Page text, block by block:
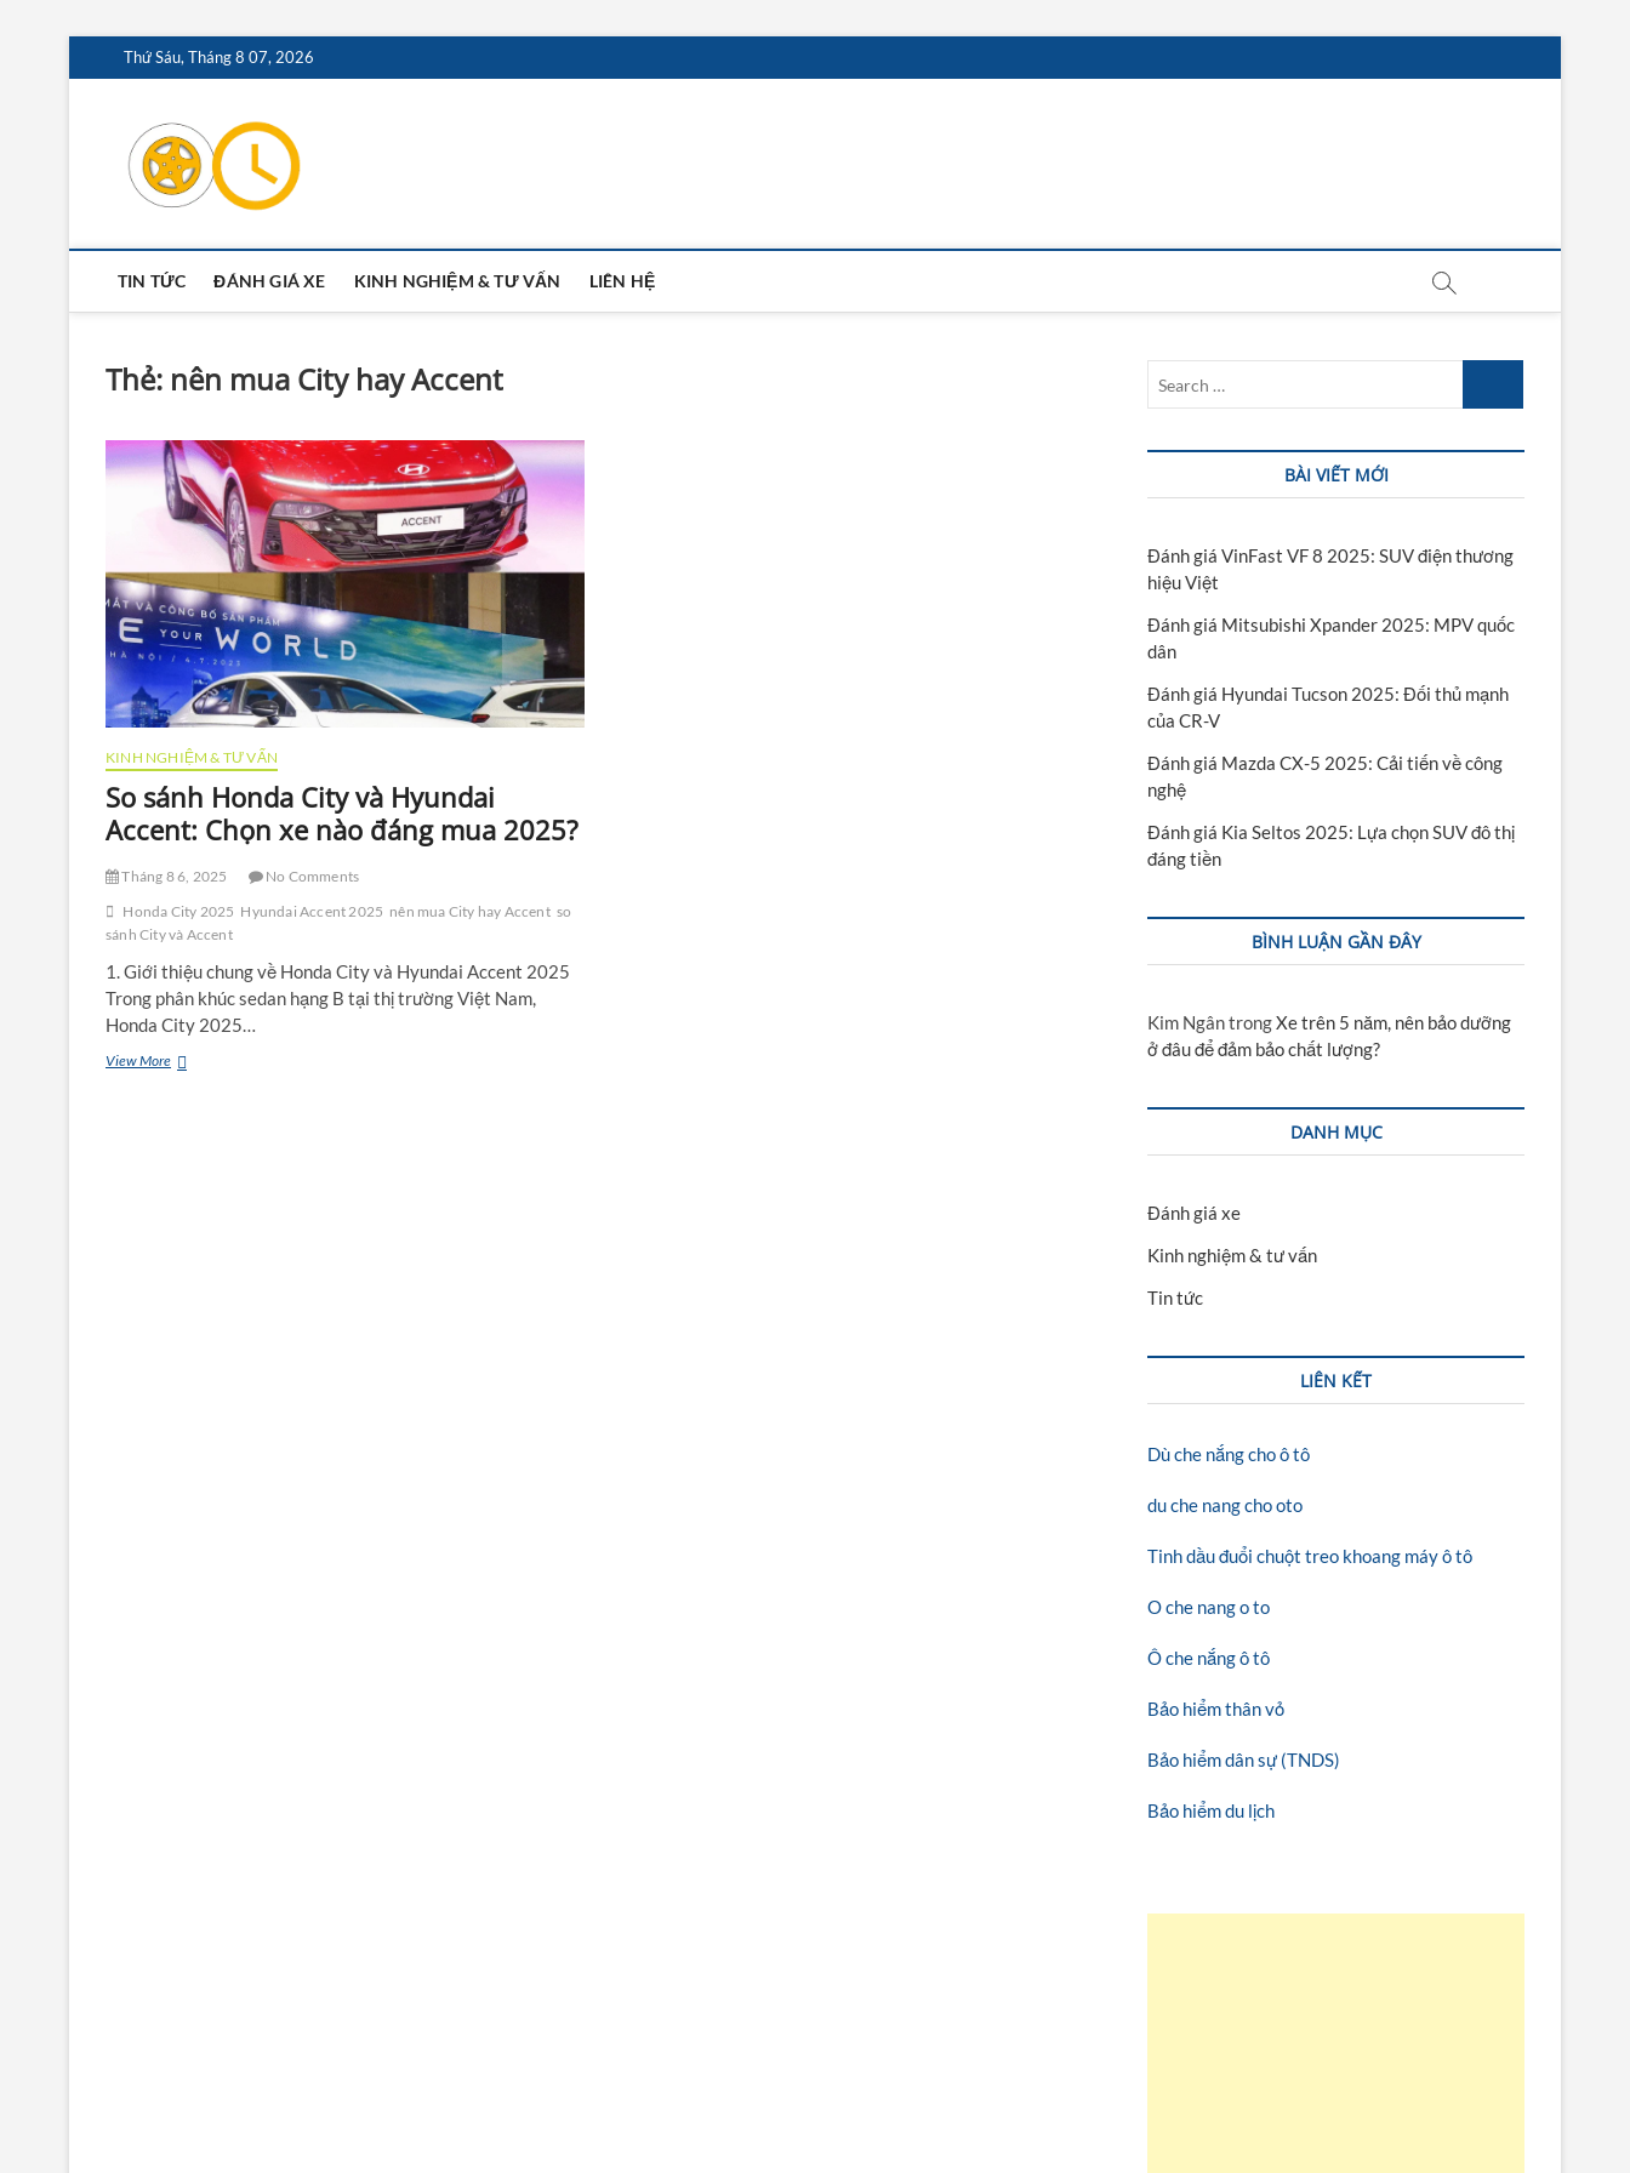
to
Thứ Sáu, Tháng 8 07, 2026
TIN TỨC ĐÁNH GIÁ XE KINH NGHIỆM & TƯ VẤN LIÊN HỆ
Thẻ: nên mua City hay Accent
KINH NGHIỆM & TƯ VẤN
So sánh Honda City và Hyundai
Accent: Chọn xe nào đáng mua 2025?
Tháng 8 6, 2025
No Comments
Honda City 2025 Hyundai Accent 2025 nên mua City hay Accent so
sánh City và Accent
1. Giới thiệu chung về Honda City và Hyundai Accent 2025
Trong phân khúc sedan hạng B tại thị trường Việt Nam,
Honda City 2025…
View MoreSo
BÀI VIẾT MỚI
Đánh giá VinFast VF 8 2025: SUV điện thương
hiệu Việt
Đánh giá Mitsubishi Xpander 2025: MPV quốc
dân
Đánh giá Hyundai Tucson 2025: Đối thủ mạnh
của CR-V
Đánh giá Mazda CX-5 2025: Cải tiến về công
nghệ
Đánh giá Kia Seltos 2025: Lựa chọn SUV đô thị
đáng tiền
BÌNH LUẬN GẦN ĐÂY
Kim NgântrongXe trên 5 năm, nên bảo dưỡng
ở đâu để đảm bảo chất lượng?
DANH MỤC
Đánh giá xe
Kinh nghiệm & tư vấn
Tin tức
LIÊN KẾT
Dù che nắng cho ô tô
du che nang cho oto
Tinh dầu đuổi chuột treo khoang máy ô tô
O che nang o to
Ô che nắng ô tô
Bảo hiểm thân vỏ
Bảo hiểm dân sự (TNDS)
Bảo hiểm du lịch